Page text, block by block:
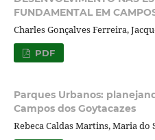
FUNDAMENTAL EM
Charles Gonçalves Ferreira,
PDF
Parques Urbanos:
Campos dos Goytacazes
Rebeca Caldas Martins, Maria